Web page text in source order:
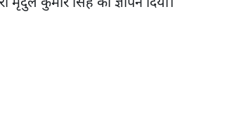
कुमार सिंह को ज्ञापन दिया।